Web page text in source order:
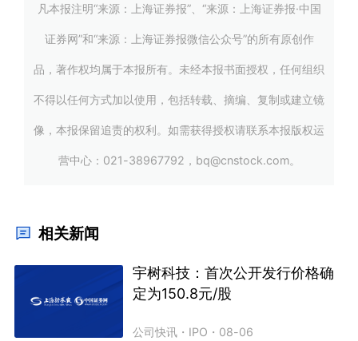
凡本报注明“来源：上海证券报”、“来源：上海证券报·中国
证券网”和“来源：上海证券报微信公众号”的所有原创作
品，著作权均属于本报所有。未经本报书面授权，任何组织
不得以任何方式加以使用，包括转载、摘编、复制或建立镜
像，本报保留追责的权利。如需获得授权请联系本报版权运
营中心：021-38967792，bq@cnstock.com。
相关新闻
宇树科技：首次公开发行价格确
定为150.8元/股
公司快讯 ・ IPO ・ 08-06